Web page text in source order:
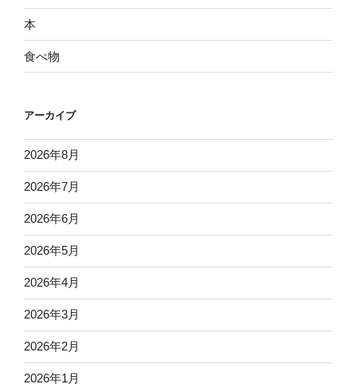
本
食べ物
アーカイブ
2026年8月
2026年7月
2026年6月
2026年5月
2026年4月
2026年3月
2026年2月
2026年1月